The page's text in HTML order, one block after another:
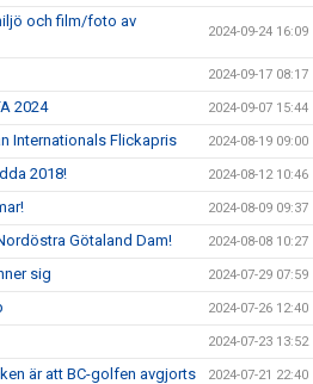
och film/foto av
2024-09-24 16:09
2024-09-17 08:17
2024 2024-09-07 15:44
Internationals Flickapris 2024-08-19 09:00
2018! 2024-08-12 10:46
2024-08-09 09:37
Götaland Dam! 2024-08-08 10:27
sig 2024-07-29 07:59
2024-07-26 12:40
2024-07-23 13:52
är att BC-golfen avgjorts 2024-07-21 22:40